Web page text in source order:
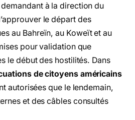
à la direction du
le départ des
au Bahreïn, au Koweït et au
pour validation que
le début des hostilités. Dans
de citoyens américains
autorisées que le lendemain,
et des câbles consultés